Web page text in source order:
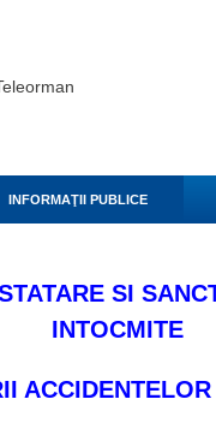
INFORMAŢII PUBLICE
SI
INTOCMITE